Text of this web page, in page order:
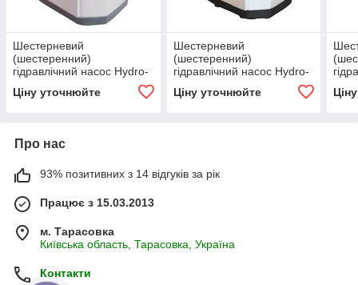
Шестерневий
(шестеренний)
гідравлічний насос Hydro-
Ціну уточнюйте
Шестерневий
(шестеренний)
гідравлічний насос Hydro-
Ціну уточнюйте
Про нас
93% позитивних з 14 відгуків за рік
Працює з 15.03.2013
м. Тарасовка
Київська область, Тарасовка, Україна
Контакти